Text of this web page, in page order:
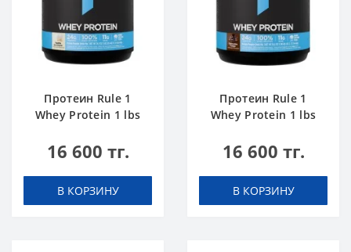
Протеин Rule 1
Whey Protein 1 lbs
Мороженое
16 600 тг.
В КОРЗИНУ
Протеин Rule 1
Whey Protein 1 lbs
16 600 тг.
В КОРЗИНУ